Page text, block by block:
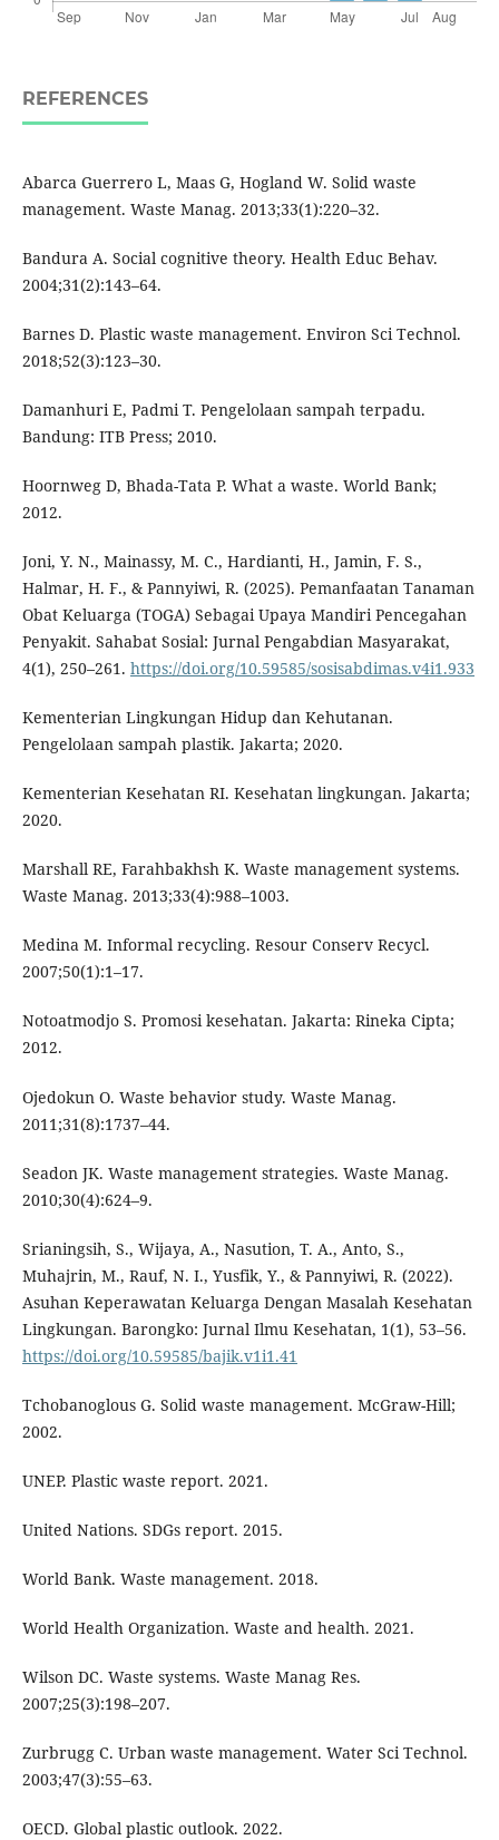
REFERENCES
Abarca Guerrero L, Maas G, Hogland W. Solid waste
management. Waste Manag. 2013;33(1):220–32.
Bandura A. Social cognitive theory. Health Educ Behav.
2004;31(2):143–64.
Barnes D. Plastic waste management. Environ Sci Technol.
2018;52(3):123–30.
Damanhuri E, Padmi T. Pengelolaan sampah terpadu.
Bandung: ITB Press; 2010.
Hoornweg D, Bhada-Tata P. What a waste. World Bank;
2012.
Joni, Y. N., Mainassy, M. C., Hardianti, H., Jamin, F. S.,
Halmar, H. F., & Pannyiwi, R. (2025). Pemanfaatan Tanaman
Obat Keluarga (TOGA) Sebagai Upaya Mandiri Pencegahan
Penyakit. Sahabat Sosial: Jurnal Pengabdian Masyarakat,
4(1), 250–261. https://doi.org/10.59585/sosisabdimas.v4i1.933
Kementerian Lingkungan Hidup dan Kehutanan.
Pengelolaan sampah plastik. Jakarta; 2020.
Kementerian Kesehatan RI. Kesehatan lingkungan. Jakarta;
2020.
Marshall RE, Farahbakhsh K. Waste management systems.
Waste Manag. 2013;33(4):988–1003.
Medina M. Informal recycling. Resour Conserv Recycl.
2007;50(1):1–17.
Notoatmodjo S. Promosi kesehatan. Jakarta: Rineka Cipta;
2012.
Ojedokun O. Waste behavior study. Waste Manag.
2011;31(8):1737–44.
Seadon JK. Waste management strategies. Waste Manag.
2010;30(4):624–9.
Srianingsih, S., Wijaya, A., Nasution, T. A., Anto, S.,
Muhajrin, M., Rauf, N. I., Yusfik, Y., & Pannyiwi, R. (2022).
Asuhan Keperawatan Keluarga Dengan Masalah Kesehatan
Lingkungan. Barongko: Jurnal Ilmu Kesehatan, 1(1), 53–56.
https://doi.org/10.59585/bajik.v1i1.41
Tchobanoglous G. Solid waste management. McGraw-Hill;
2002.
UNEP. Plastic waste report. 2021.
United Nations. SDGs report. 2015.
World Bank. Waste management. 2018.
World Health Organization. Waste and health. 2021.
Wilson DC. Waste systems. Waste Manag Res.
2007;25(3):198–207.
Zurbrugg C. Urban waste management. Water Sci Technol.
2003;47(3):55–63.
OECD. Global plastic outlook. 2022.